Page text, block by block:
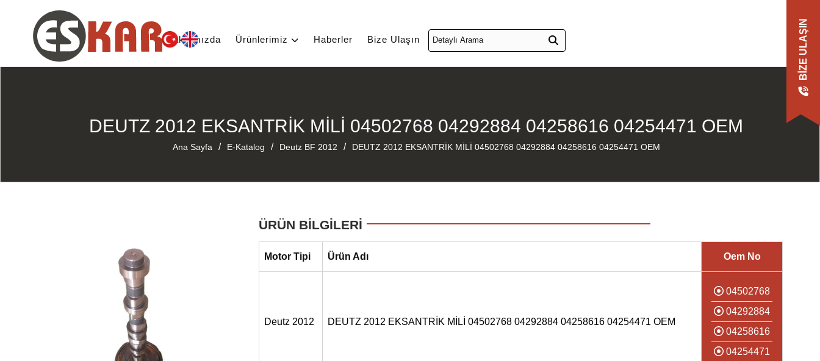
Hakkımızda Ürünlerimiz Haberler Bize Ulaşın BIZE ULAŞIN
DEUTZ 2012 EKSANTRİK MİLİ 04502768 04292884 04258616 04254471 OEM
Ana Sayfa / E-Katalog / Deutz BF 2012 / DEUTZ 2012 EKSANTRİK MİLİ 04502768 04292884 04258616 04254471 OEM
ÜRÜN BİLGİLERİ
Motor Tipi Ürün Adı Oem No
Deutz 2012 DEUTZ 2012 EKSANTRİK MİLİ 04502768 04292884 04258616 04254471 OEM
04502768
04292884
04258616
04254471